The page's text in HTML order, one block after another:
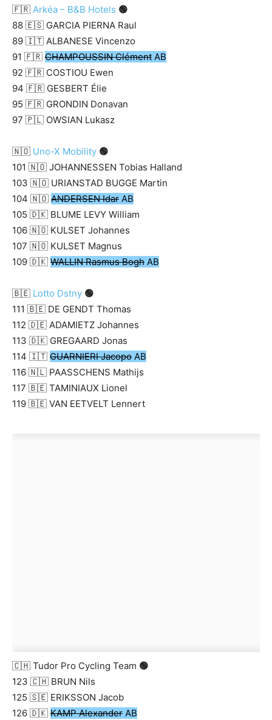
🇫🇷 Arkéa – B&B Hotels 🟢
88 🇪🇸 GARCIA PIERNA Raul
89 🇮🇹 ALBANESE Vincenzo
91 🇫🇷 CHAMPOUSSIN Clément AB
92 🇫🇷 COSTIOU Ewen
94 🇫🇷 GESBERT Élie
95 🇫🇷 GRONDIN Donavan
97 🇵🇱 OWSIAN Lukasz
🇳🇴 Uno-X Mobility 🟢
101 🇳🇴 JOHANNESSEN Tobias Halland
103 🇳🇴 URIANSTAD BUGGE Martin
104 🇳🇴 ANDERSEN Idar AB
105 🇩🇰 BLUME LEVY William
106 🇳🇴 KULSET Johannes
107 🇳🇴 KULSET Magnus
109 🇩🇰 WALLIN Rasmus Bogh AB
🇧🇪 Lotto Dstny 🟢
111 🇧🇪 DE GENDT Thomas
112 🇩🇪 ADAMIETZ Johannes
113 🇩🇰 GREGAARD Jonas
114 🇮🇹 GUARNIERI Jacopo AB
116 🇳🇱 PAASSCHENS Mathijs
117 🇧🇪 TAMINIAUX Lionel
119 🇧🇪 VAN EETVELT Lennert
🇨🇭 Tudor Pro Cycling Team 🟢
123 🇨🇭 BRUN Nils
125 🇸🇪 ERIKSSON Jacob
126 🇩🇰 KAMP Alexander AB